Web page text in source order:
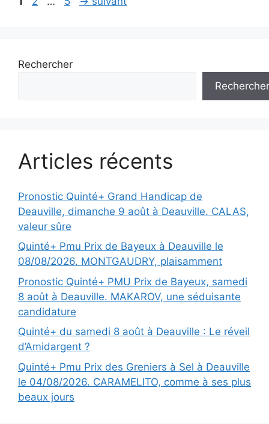
Rechercher
Rechercher
Articles récents
Pronostic Quinté+ Grand Handicap de
Deauville, dimanche 9 août à Deauville. CALAS,
valeur sûre
Quinté+ Pmu Prix de Bayeux à Deauville le
08/08/2026. MONTGAUDRY, plaisamment
Pronostic Quinté+ PMU Prix de Bayeux, samedi
8 août à Deauville. MAKAROV, une séduisante
candidature
Quinté+ du samedi 8 août à Deauville : Le réveil
d’Amidargent ?
Quinté+ Pmu Prix des Greniers à Sel à Deauville
le 04/08/2026. CARAMELITO, comme à ses plus
beaux jours